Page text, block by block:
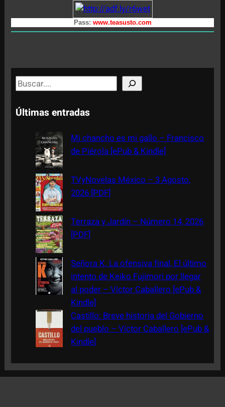
Pass: www.teasusto.com
S
e
a
Últimas entradas
Mi chancho es mi gallo – Francisco
de Piérola [ePub & Kindle]
TVyNovelas México – 3 Agosto,
2026 [PDF]
Terraza y Jardín – Número 14, 2026
[PDF]
Señora K. La ofensiva final, El último
intento de Keiko Fujimori por llegar
al poder – Víctor Caballero [ePub &
Kindle]
Castillo: Breve historia del Gobierno
del pueblo – Víctor Caballero [ePub &
Kindle]